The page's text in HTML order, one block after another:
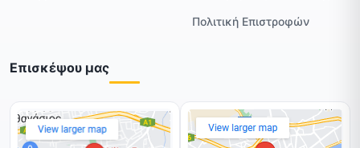
Πολιτική Επιστροφών
Επισκέψου μας